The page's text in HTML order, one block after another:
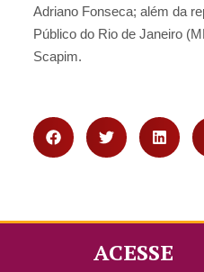
Adriano Fonseca; além da
Público do Rio de Janeiro
Scapim.
ACESSE